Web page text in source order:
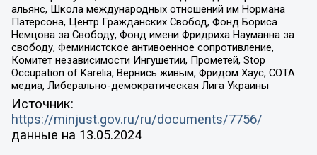
альянс, Школа международных отношений им Нормана
Патерсона, Центр Гражданских Свобод, Фонд Бориса
Немцова за Свободу, Фонд имени Фридриха Науманна за
свободу, Феминистское антивоенное сопротивление,
Комитет независимости Ингушетии, Прометей, Stop
Occupation of Karelia, Вернись живым, Фридом Хаус, СОТА
медиа, Либерально-демократическая Лига Украины
Источник:
https://minjust.gov.ru/ru/documents/7756/
данные на 13.05.2024